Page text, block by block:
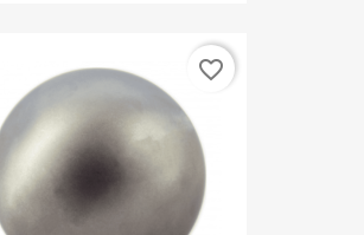
favorite_border